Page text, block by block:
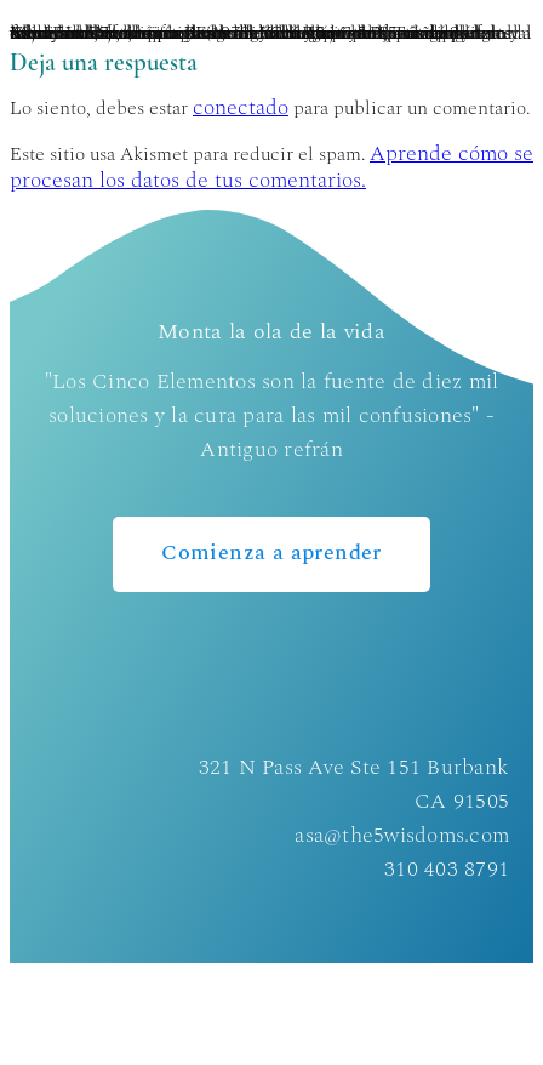
Asa Hershoff ha practicado la medicina mente-cuerpo y Vajrayana simultáneamente durante 40 años. Tras completar el tradicional retiro tibetano de meditación de tres años de duración bajo los auspicios de Kalu Rinpoche, más tarde fue ordenado lama laico. Pionero del movimiento canadiense de salud holística, es fundador del Colegio Canadiense de Medicina Naturopática (1978) y actualmente autor de 3 libros sobre salud holística. Asa ha desarrollado la Psicología Elemental como una integración de Vajrayāna, psicología humanista, medicina bioenergética y una perspectiva panglobal sobre los 5 elementos. Esta metodología transformadora de autocuración, terapia y crecimiento espiritual está representada en sus numerosos proyectos de libros actuales, Tú: verdadero y falso y Los 5 caminos de la sabiduría. www.the5wisdoms.com www.5eeh.com.
Deja una respuesta
Lo siento, debes estar conectado para publicar un comentario.
Este sitio usa Akismet para reducir el spam. Aprende cómo se
procesan los datos de tus comentarios.
Monta la ola de la vida
"Los Cinco Elementos son la fuente de diez mil
soluciones y la cura para las mil confusiones" -
Antiguo refrán
Comienza a aprender
321 N Pass Ave Ste 151 Burbank
CA 91505
asa@the5wisdoms.com
310 403 8791